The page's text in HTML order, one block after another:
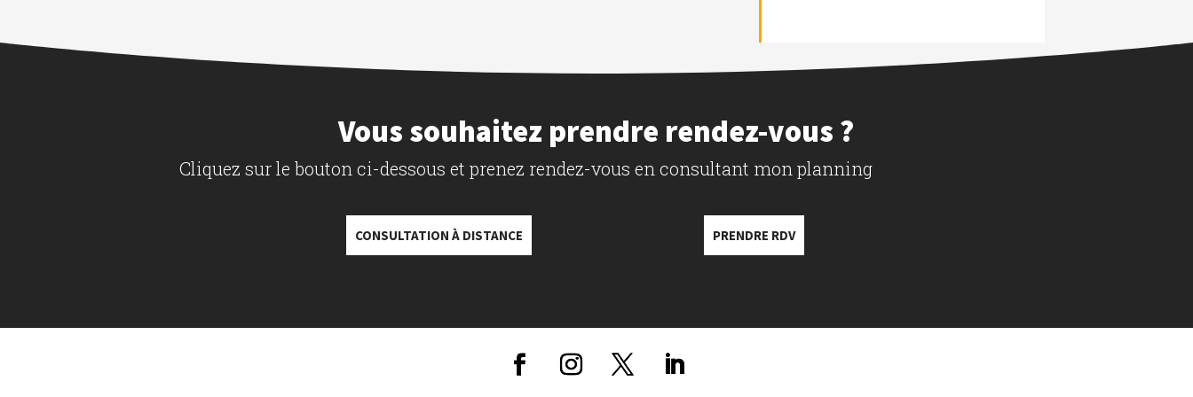
Vous souhaitez prendre rendez-vous ?
Cliquez sur le bouton ci-dessous et prenez rendez-vous en consultant mon planning
CONSULTATION À DISTANCE PRENDRE RDV